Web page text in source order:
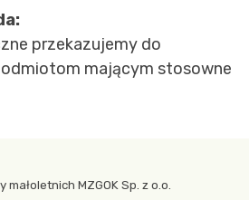
przekazujemy do
mającym stosowne
MZGOK Sp. z o.o.